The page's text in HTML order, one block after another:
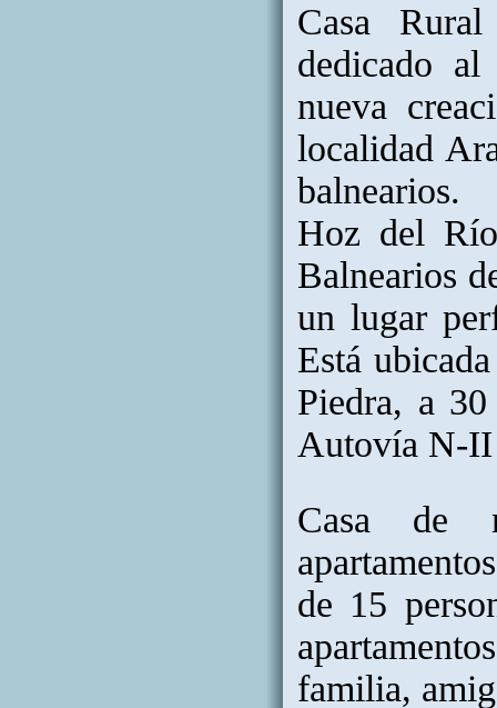
Casa
dedicado
nueva
localidad
balnearios.
Hoz del
Balnearios
un lugar
Está
Piedra, a
Autovía N-II
Casa de
de 15
familia,